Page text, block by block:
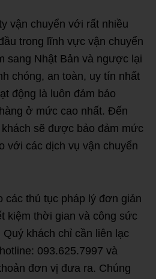
vận chuyển với rất nhiều
trong lĩnh vực vận chuyển
sang Nhật Bản và ngược lại
chóng, an toàn, uy tín nhất
động là luôn đảm bảo
ở mức cao nhất. Đến
sẽ được bảo đảm mức
với các dịch vụ vận chuyển
các thủ tục pháp lý đơn giản
kiệm thời gian và công sức
khách chỉ cần liên lạc
093.625.7997 và
đơn vị đưa ra. Chúng